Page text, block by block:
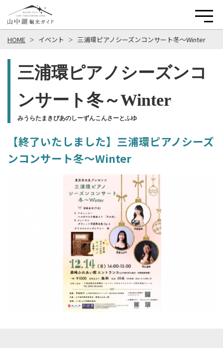
HOME イベント 三浦環ピアノシーズンコンサート冬～Winter
三浦環ピアノシーズンコ
ンサート冬～Winter
みうらたまきぴあのしーずんこんさーとふゆ
【終了いたしました】三浦環ピアノシーズ
ンコンサート冬～Winter